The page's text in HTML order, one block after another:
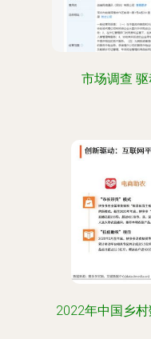
市场调查
2022年中国乡